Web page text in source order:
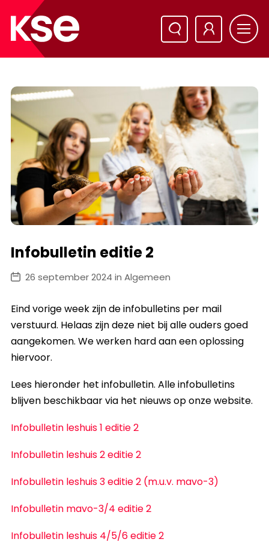
Infobulletin editie 2
26 september 2024 in Algemeen
Eind vorige week zijn de infobulletins per mail
verstuurd. Helaas zijn deze niet bij alle ouders goed
aangekomen. We werken hard aan een oplossing
hiervoor.
Lees hieronder het infobulletin. Alle infobulletins
blijven beschikbaar via het nieuws op onze website.
Infobulletin leshuis 1 editie 2
Infobulletin leshuis 2 editie 2
Infobulletin leshuis 3 editie 2 (m.u.v. mavo-3)
Infobulletin mavo-3/4 editie 2
Infobulletin leshuis 4/5/6 editie 2